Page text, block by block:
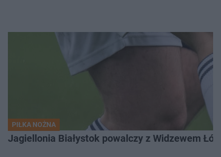
PIŁKA NOŻNA
Jagiellonia Białystok powalczy z Widzewem